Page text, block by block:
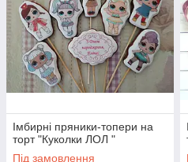
Імбирні пряники-топери на
торт "Куколки ЛОЛ "
Під замовлення